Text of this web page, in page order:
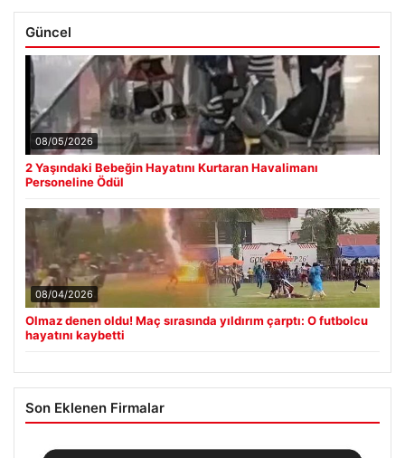
Güncel
08/05/2026
2 Yaşındaki Bebeğin Hayatını Kurtaran Havalimanı
Personeline Ödül
08/04/2026
Olmaz denen oldu! Maç sırasında yıldırım çarptı: O futbolcu
hayatını kaybetti
Son Eklenen Firmalar